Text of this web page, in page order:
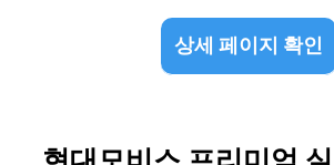
상세 페이지 확인